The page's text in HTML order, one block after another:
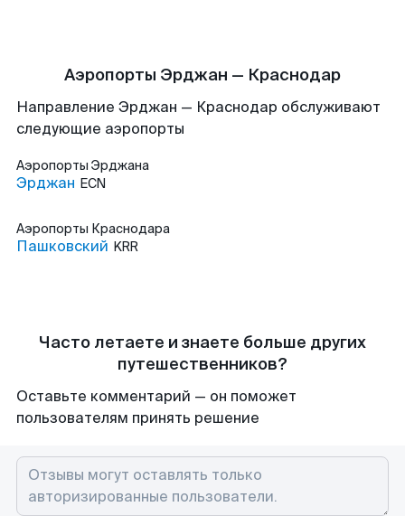
Аэропорты Эрджан — Краснодар
Направление Эрджан — Краснодар обслуживают
следующие аэропорты
Аэропорты Эрджана
Эрджан ECN
Аэропорты Краснодара
Пашковский KRR
Часто летаете и знаете больше других
путешественников?
Оставьте комментарий — он поможет
пользователям принять решение